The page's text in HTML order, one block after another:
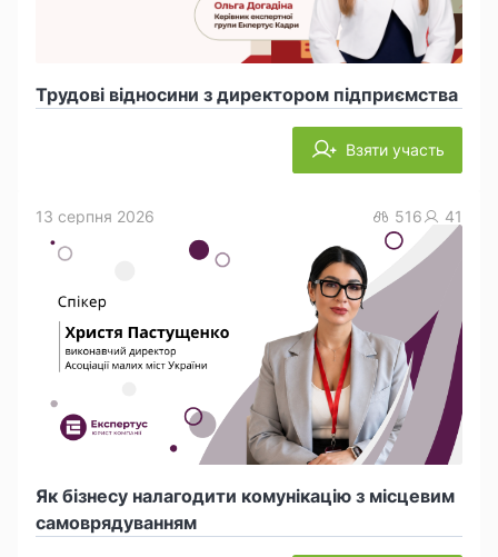
Трудові відносини з директором підприємства
Взяти участь
Як бізнесу налагодити комунікацію з місцевим
самоврядуванням
13 серпня 2026 516 41